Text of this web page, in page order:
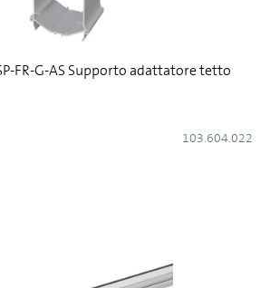
FR-G-AS Supporto adattatore tetto
103.604.022